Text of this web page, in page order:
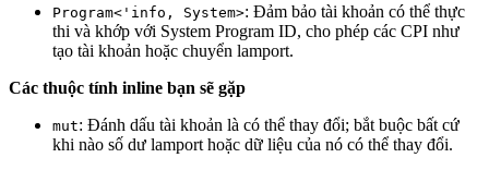
Program<'info, System>: Đảm bảo tài khoản có thể thực
thi và khớp với System Program ID, cho phép các CPI như
tạo tài khoản hoặc chuyển lamport.
Các thuộc tính inline bạn sẽ gặp
mut: Đánh dấu tài khoản là có thể thay đổi; bắt buộc bất cứ
khi nào số dư lamport hoặc dữ liệu của nó có thể thay đổi.